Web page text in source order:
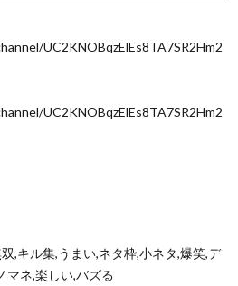
UC2KNOBqzElEs8TA7SR2Hm2
UC2KNOBqzElEs8TA7SR2Hm2
,キル集,うまい,ネタ枠,小ネタ,爆笑,デ
マネ,楽しい,バズる